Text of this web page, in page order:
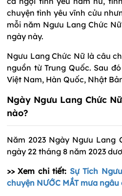
chuyện tình yêu vĩnh cửu
mỗi năm Ngưu Lang Chức
ngày này.
Ngưu Lang Chức Nữ là câu
nguồn từ Trung Quốc. Sau
Việt Nam, Hàn Quốc, Nhật
Ngày Ngưu Lang Chức
nào?
Năm 2023 Ngày Ngưu Lang
ngày 22 tháng 8 năm 2023
>> Xem chi tiết: Sự Tích
chuyện NƯỚC MẮT mưa